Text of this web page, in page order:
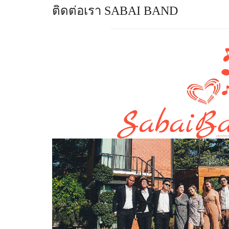
ติดต่อเรา SABAI BAND